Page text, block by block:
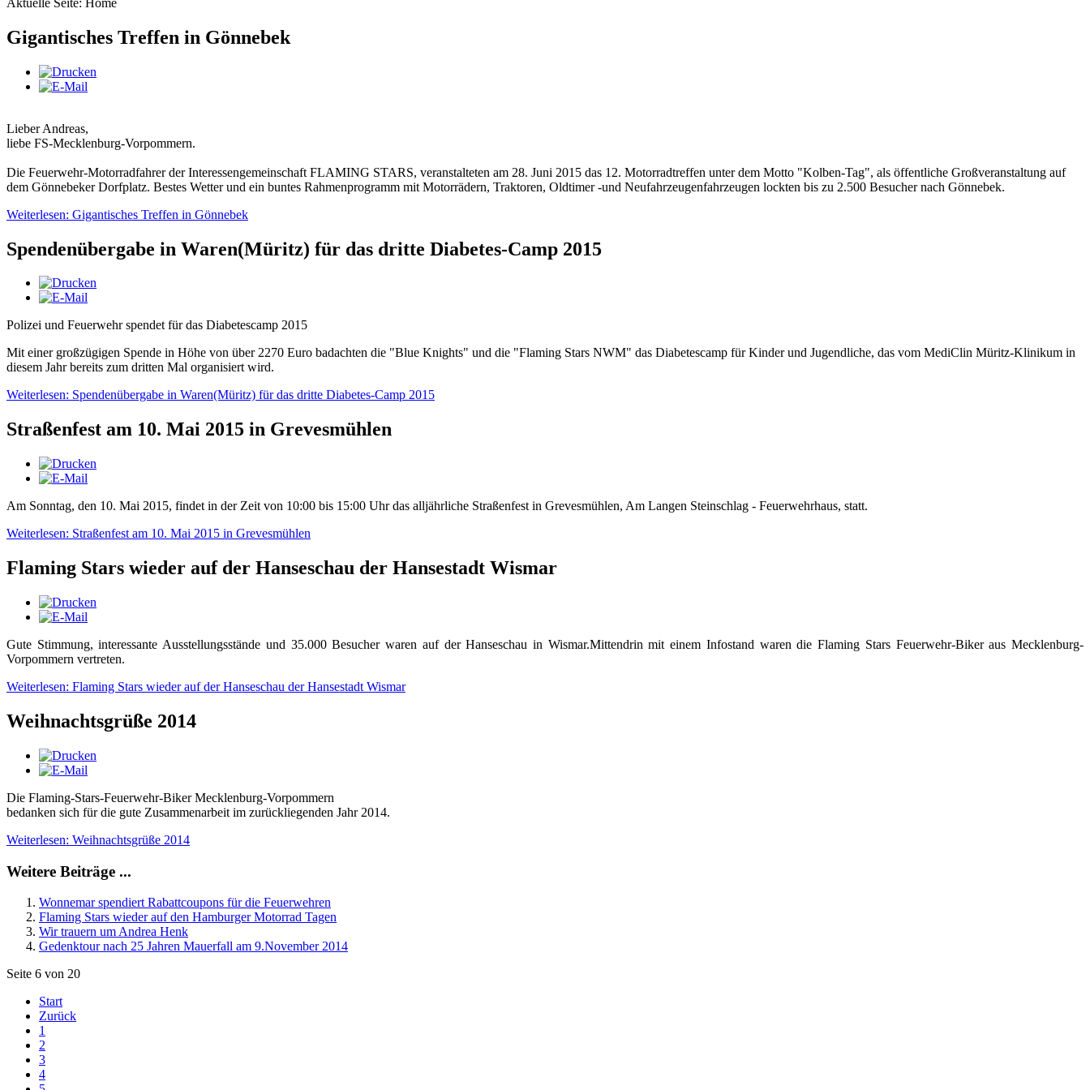
Gigantisches Treffen in Gönnebek
Lieber Andreas,
liebe FS-Mecklenburg-Vorpommern.
Die Feuerwehr-Motorradfahrer der Interessengemeinschaft FLAMING STARS, veranstalteten am 28. Juni 2015 das 12. Motorradtreffen unter dem Motto "Kolben-Tag", als öffentliche Großveranstaltung auf
dem Gönnebeker Dorfplatz. Bestes Wetter und ein buntes Rahmenprogramm mit Motorrädern, Traktoren, Oldtimer -und Neufahrzeugenfahrzeugen lockten bis zu 2.500 Besucher nach Gönnebek.
Weiterlesen: Gigantisches Treffen in Gönnebek
Spendenübergabe in Waren(Müritz) für das dritte Diabetes-Camp 2015
Polizei und Feuerwehr spendet für das Diabetescamp 2015
Mit einer großzügigen Spende in Höhe von über 2270 Euro badachten die "Blue Knights" und die "Flaming Stars NWM" das Diabetescamp für Kinder und Jugendliche, das vom MediClin Müritz-Klinikum in
diesem Jahr bereits zum dritten Mal organisiert wird.
Weiterlesen: Spendenübergabe in Waren(Müritz) für das dritte Diabetes-Camp 2015
Straßenfest am 10. Mai 2015 in Grevesmühlen
Am Sonntag, den 10. Mai 2015, findet in der Zeit von 10:00 bis 15:00 Uhr das alljährliche Straßenfest in Grevesmühlen, Am Langen Steinschlag - Feuerwehrhaus, statt.
Weiterlesen: Straßenfest am 10. Mai 2015 in Grevesmühlen
Flaming Stars wieder auf der Hanseschau der Hansestadt Wismar
Gute Stimmung, interessante Ausstellungsstände und 35.000 Besucher waren auf der Hanseschau in Wismar.Mittendrin mit einem Infostand waren die Flaming Stars Feuerwehr-Biker aus Mecklenburg-
Vorpommern vertreten.
Weiterlesen: Flaming Stars wieder auf der Hanseschau der Hansestadt Wismar
Weihnachtsgrüße 2014
Die Flaming-Stars-Feuerwehr-Biker Mecklenburg-Vorpommern
bedanken sich für die gute Zusammenarbeit im zurückliegenden Jahr 2014.
Weiterlesen: Weihnachtsgrüße 2014
Weitere Beiträge ...
Wonnemar spendiert Rabattcoupons für die Feuerwehren
Flaming Stars wieder auf den Hamburger Motorrad Tagen
Wir trauern um Andrea Henk
Gedenktour nach 25 Jahren Mauerfall am 9.November 2014
Seite 6 von 20
Start
Zurück
1
2
3
4